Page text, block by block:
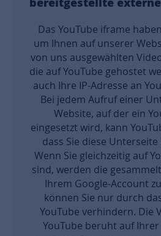
Das YouTube iframe
um Ihnen auf unserer
von uns ausgewählten
die auf YouTube gehostet
auch Ihre IP-Adresse an
Bei jedem Aufruf einer
Website, auf der ein
eingesetzt wird, kann
dass Sie diese
Wenn Sie gleichzeitig auf
sind, werden die
Ihrem Google-Account
können Sie nur durch
YouTube verhindern. Die
YouTube beruht auf